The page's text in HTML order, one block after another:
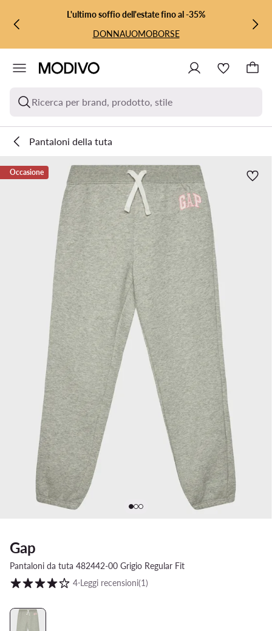
VAI AL CONTENUTO PRINCIPALE
VAI ALLA RICERCAL'ultimo soffio dell'estate fino al -35%
DONNAUOMOBORSE
Ricerca per brand, prodotto, stile
Pantaloni della tuta
Occasione
Gap
Pantaloni da tuta 482442-00 Grigio Regular Fit
Valutazione clienti su scala da 1 a 5
4⋅Leggi recensioni(1)